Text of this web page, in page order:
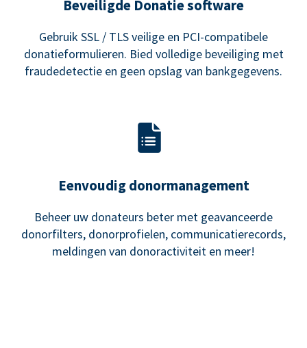
Beveiligde Donatie software
Gebruik SSL / TLS veilige en PCI-compatibele
donatieformulieren. Bied volledige beveiliging met
fraudedetectie en geen opslag van bankgegevens.
Eenvoudig donormanagement
Beheer uw donateurs beter met geavanceerde
donorfilters, donorprofielen, communicatierecords,
meldingen van donoractiviteit en meer!